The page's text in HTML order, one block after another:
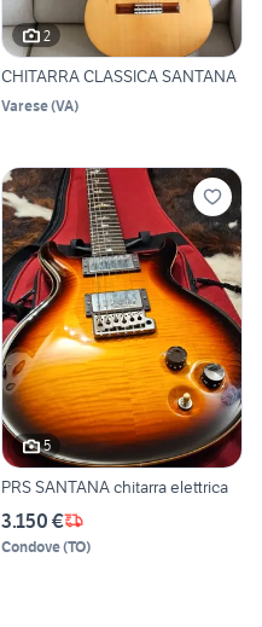
2
CHITARRA CLASSICA SANTANA
Varese(VA)
5
PRS SANTANA chitarra elettrica
3.150 €
Condove(TO)